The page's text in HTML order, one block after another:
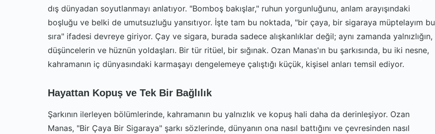
dış dünyadan soyutlanmayı anlatıyor. "Bomboş bakışlar," ruhun yorgunluğunu, anlam arayışındaki
boşluğu ve belki de umutsuzluğu yansıtıyor. İşte tam bu noktada, "bir çaya, bir sigaraya müptelayım bu
sıra" ifadesi devreye giriyor. Çay ve sigara, burada sadece alışkanlıklar değil; aynı zamanda yalnızlığın,
düşüncelerin ve hüznün yoldaşları. Bir tür ritüel, bir sığınak. Ozan Manas'ın bu şarkısında, bu iki nesne,
kahramanın iç dünyasındaki karmaşayı dengelemeye çalıştığı küçük, kişisel anları temsil ediyor.
Hayattan Kopuş ve Tek Bir Bağlılık
Şarkının ilerleyen bölümlerinde, kahramanın bu yalnızlık ve kopuş hali daha da derinleşiyor. Ozan
Manas, "Bir Çaya Bir Sigaraya" şarkı sözlerinde, dünyanın ona nasıl battığını ve çevresinden nasıl